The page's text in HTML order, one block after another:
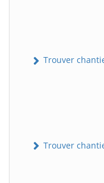
Trouver
Trouver